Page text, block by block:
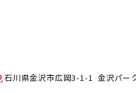
石川県金沢市広岡3-1-1 金沢パー